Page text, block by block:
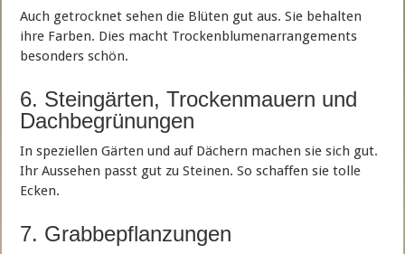
Auch getrocknet sehen die Blüten gut aus. Sie behalten
ihre Farben. Dies macht Trockenblumenarrangements
besonders schön.
6. Steingärten, Trockenmauern und
Dachbegrünungen
In speziellen Gärten und auf Dächern machen sie sich gut.
Ihr Aussehen passt gut zu Steinen. So schaffen sie tolle
Ecken.
7. Grabbepflanzungen